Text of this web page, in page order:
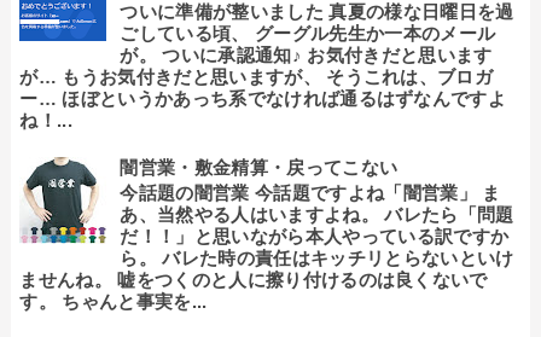
ついに準備が整いました 真夏の様な日曜日を過
ごしている頃、 グーグル先生か一本のメール
が。 ついに承認通知♪ お気付きだと思います
が… もうお気付きだと思いますが、 そうこれは、ブロガ
ー… ほぼというかあっち系でなければ通るはずなんですよ
ね！...
闇営業・敷金精算・戻ってこない
今話題の闇営業 今話題ですよね「闇営業」 ま
あ、当然やる人はいますよね。 バレたら「問題
だ！！」と思いながら本人やっている訳ですか
ら。 バレた時の責任はキッチリとらないといけ
ませんね。 嘘をつくのと人に擦り付けるのは良くないで
す。 ちゃんと事実を...